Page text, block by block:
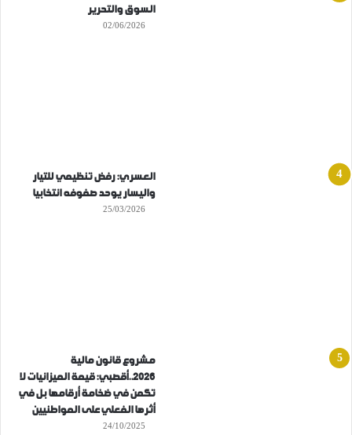
السوق والتحرير
02/06/2026
العسري: رفض تنظيمي للتيار
واليسار يوحد صفوفه انتخابيا
25/03/2026
مشروع قانون مالية
2026..أقصبي: قيمة الميزانيات لا
تكمن في ضخامة أرقامها بل في
أثرها الفعلي على المواطنيين
24/10/2025